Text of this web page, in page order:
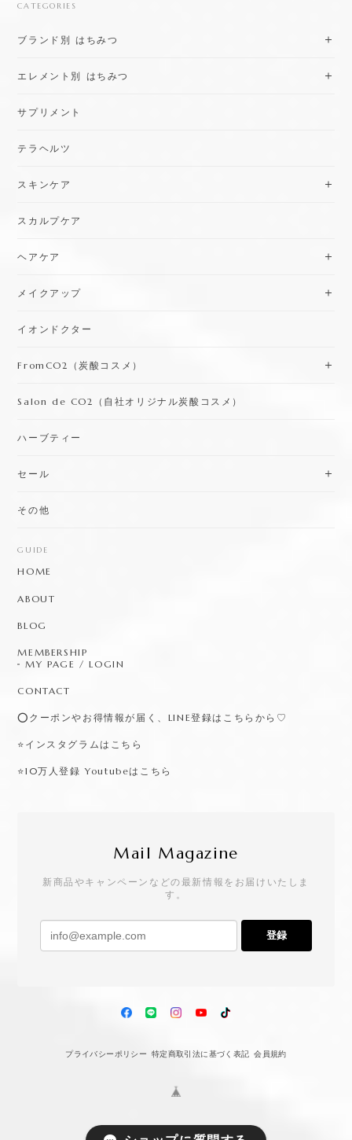
CATEGORIES
ブランド別 はちみつ
エレメント別 はちみつ
サプリメント
テラヘルツ
スキンケア
スカルプケア
ヘアケア
メイクアップ
イオンドクター
FromCO2（炭酸コスメ）
Salon de CO2（自社オリジナル炭酸コスメ）
ハーブティー
セール
その他
GUIDE
HOME
ABOUT
BLOG
MEMBERSHIP
MY PAGE / LOGIN
CONTACT
⭕️クーポンやお得情報が届く、LINE登録はこちらから♡
⭐️インスタグラムはこちら
⭐️10万人登録 Youtubeはこちら
Mail Magazine
新商品やキャンペーンなどの最新情報をお届けいたしま
す。
登録
プライバシーポリシー 特定商取引法に基づく表記 会員規約